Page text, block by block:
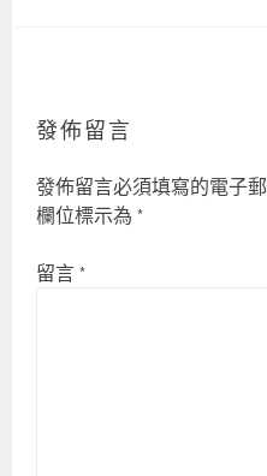
發佈留言
發佈留言必須填寫的電子
欄位標示為 *
留言 *